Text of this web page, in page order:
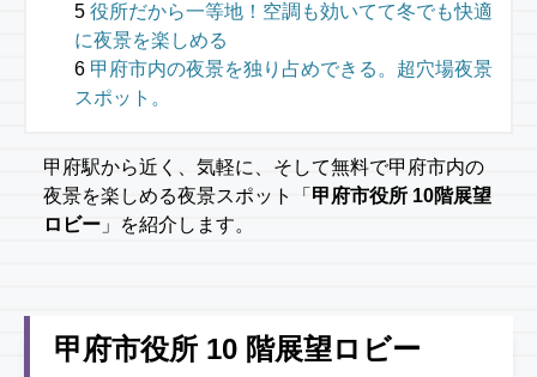
役所だから一等地！空調も効いてて冬でも快適
に夜景を楽しめる
甲府市内の夜景を独り占めできる。超穴場夜景
スポット。
甲府駅から近く、気軽に、そして無料で甲府市内の
夜景を楽しめる夜景スポット「 甲府市役所 10階展望
ロビー 」を紹介します。
甲府市役所 10 階展望ロビー